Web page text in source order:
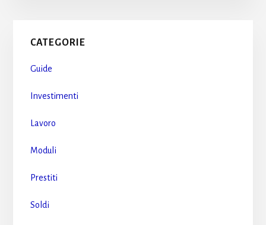
Primary
Sidebar
CATEGORIE
Guide
Investimenti
Lavoro
Moduli
Prestiti
Soldi